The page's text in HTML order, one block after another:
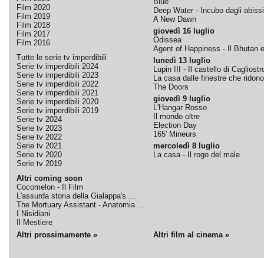
Film 2020
Film 2019
Film 2018
Film 2017
Film 2016
Tutte le serie tv imperdibili
Serie tv imperdibili 2024
Serie tv imperdibili 2023
Serie tv imperdibili 2022
Serie tv imperdibili 2021
Serie tv imperdibili 2020
Serie tv imperdibili 2019
Serie tv 2024
Serie tv 2023
Serie tv 2022
Serie tv 2021
Serie tv 2020
Serie tv 2019
Altri coming soon
Cocomelon - Il Film
L'assurda storia della Gialappa's ...
The Mortuary Assistant - Anatomia ...
I Nisidiani
Il Mestiere
Deep Water - Incubo dagli abissi
A New Dawn
giovedì 16 luglio
Odissea
Agent of Happiness - Il Bhutan
lunedì 13 luglio
Lupin III - Il castello di
La casa dalle finestre che ridono
The Doors
giovedì 9 luglio
L'Hangar Rosso
Il mondo oltre
Election Day
165' Mineurs
mercoledì 8 luglio
La casa - Il rogo del male
Altri prossimamente » Altri film al cinema »